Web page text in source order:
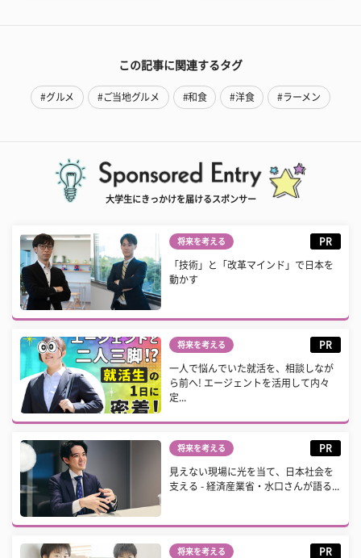
この記事に関連するタグ
#グルメ #ご当地グルメ #和食 #洋食 #ラーメン
大学生にきっかけを届けるスポンサー
将来を考える PR
「技術」と「改革マインド」で日本を
動かす
将来を考える PR
一人で悩んでいた就活を、相談しなが
ら前へ! エージェントを活用して内々
定...
将来を考える PR
見えない現場に光を当て、日本社会を
支える - 経済産業省・水口さんが語る...
将来を考える PR